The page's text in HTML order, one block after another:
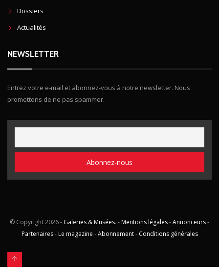
Dossiers
Actualités
NEWSLETTER
Entrez votre e-mail et abonnez-vous à notre newsletter. Nous
promettons de ne pas spammer.
© Copyright2026 - Galeries & Musées. - Mentions légales-Annonceurs-
Partenaires- Le magazine -Abonnement- Conditions générales